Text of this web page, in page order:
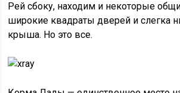
Рей сбоку, находим и некоторые
широкие квадраты дверей и слегка
крыша. Но это все.